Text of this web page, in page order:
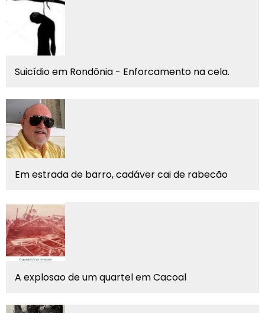
Suicídio em Rondônia - Enforcamento na cela.
Em estrada de barro, cadáver cai de rabecão
A explosao de um quartel em Cacoal